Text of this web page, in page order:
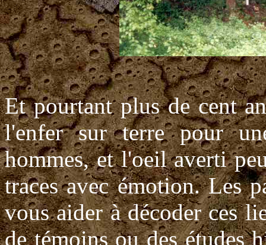
Et pourtant plus de cent
l'enfer sur terre pour
hommes, et l'oeil averti
traces avec émotion. Les
vous aider à décoder ces
de témoins ou des études